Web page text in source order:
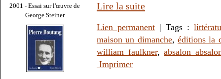
2001 - Essai sur l'œuvre de
George Steiner
Lire la suite
Lien permanent | Tags :
maison un dimanche, éditions la
william faulkner,absalon
Imprimer